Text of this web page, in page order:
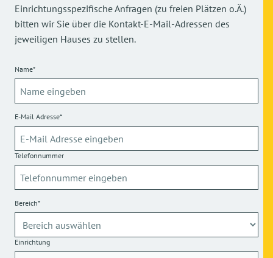
Einrichtungsspezifische Anfragen (zu freien Plätzen o.Ä.)
bitten wir Sie über die Kontakt-E-Mail-Adressen des
jeweiligen Hauses zu stellen.
Name*
E-Mail Adresse*
Telefonnummer
Bereich*
Einrichtung